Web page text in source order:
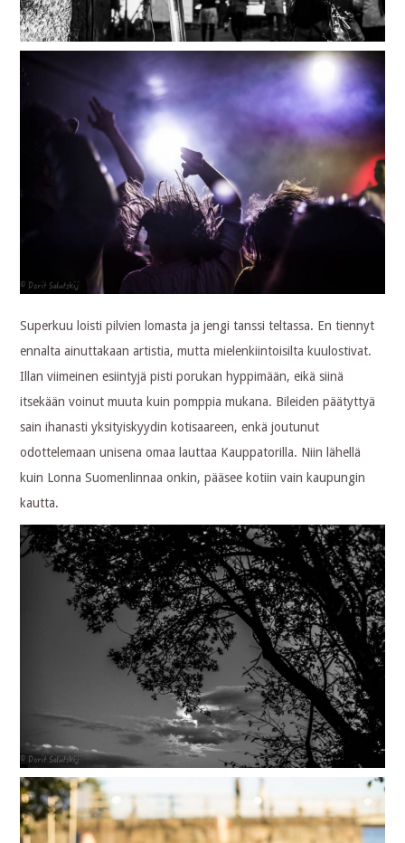
Superkuu loisti pilvien lomasta ja jengi tanssi teltassa. En tiennyt
ennalta ainuttakaan artistia, mutta mielenkiintoisilta kuulostivat.
Illan viimeinen esiintyjä pisti porukan hyppimään, eikä siinä
itsekään voinut muuta kuin pomppia mukana. Bileiden päätyttyä
sain ihanasti yksityiskyydin kotisaareen, enkä joutunut
odottelemaan unisena omaa lauttaa Kauppatorilla. Niin lähellä
kuin Lonna Suomenlinnaa onkin, pääsee kotiin vain kaupungin
kautta.